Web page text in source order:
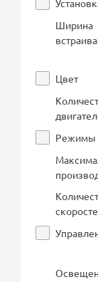
Ширина
Цвет
Режимы